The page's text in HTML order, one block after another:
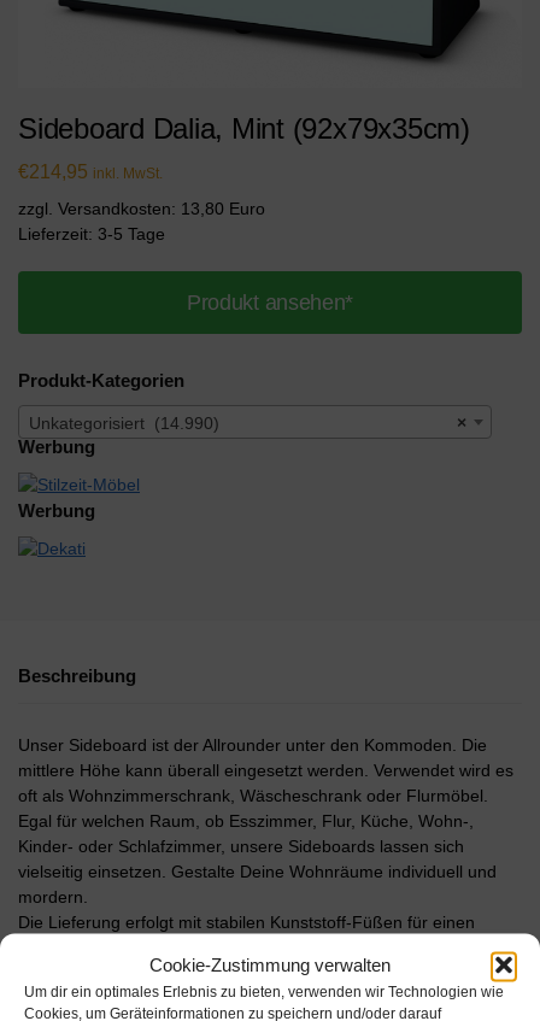
Cookie-Zustimmung verwalten
Um dir ein optimales Erlebnis zu bieten, verwenden wir Technologien wie
Cookies, um Geräteinformationen zu speichern und/oder darauf
Sideboard Dalia, Mint (92x79x35cm)
€214,95 inkl. MwSt.
zzgl. Versandkosten: 13,80 Euro
Lieferzeit: 3-5 Tage
Produkt ansehen*
Produkt-Kategorien
×
Unkategorisiert (14.990)
Werbung
Werbung
Beschreibung
Unser Sideboard ist der Allrounder unter den Kommoden. Die
mittlere Höhe kann überall eingesetzt werden. Verwendet wird es
oft als Wohnzimmerschrank, Wäscheschrank oder Flurmöbel.
Egal für welchen Raum, ob Esszimmer, Flur, Küche, Wohn-,
Kinder- oder Schlafzimmer, unsere Sideboards lassen sich
vielseitig einsetzen. Gestalte Deine Wohnräume individuell und
mordern.
Die Lieferung erfolgt mit stabilen Kunststoff-Füßen für einen
sicheren Stand. Mit der Push to Open-Funktion lassen sich Türen,
Klappen & Schubkästen einfach durch antippen öffnen. Die
verwendeten Materialen sind besonders langlebig und